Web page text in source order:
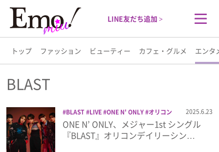
LINE友だち追加 >
トップ ファッション ビューティー カフェ・グルメ エンタ
トップ
ファッション
ビューティー
BLAST
BLAST LIVE ONE N' ONLY
オリコン
ランキング
メジャーシングル ワンエン
音楽
2025.6.23
ONE N’ ONLY、メジャー1st シングル
『BLAST』オリコンデイリーシン…